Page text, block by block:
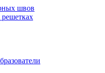
швов